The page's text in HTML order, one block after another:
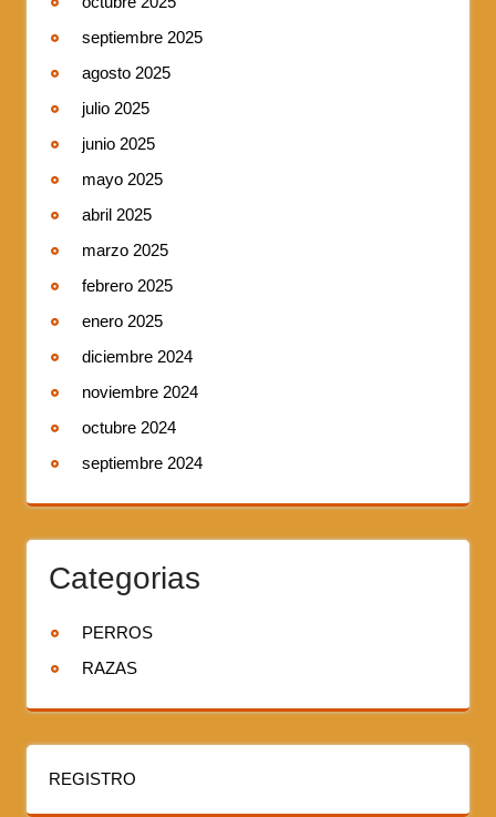
septiembre 2025
agosto 2025
julio 2025
junio 2025
mayo 2025
abril 2025
marzo 2025
febrero 2025
enero 2025
diciembre 2024
noviembre 2024
octubre 2024
septiembre 2024
Categorias
PERROS
RAZAS
REGISTRO